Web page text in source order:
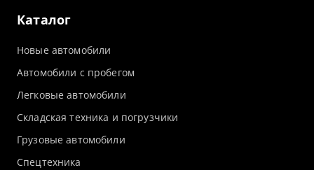
Каталог
Новые автомобили
Автомобили с пробегом
Легковые автомобили
Складская техника и погрузчики
Грузовые автомобили
Спецтехника